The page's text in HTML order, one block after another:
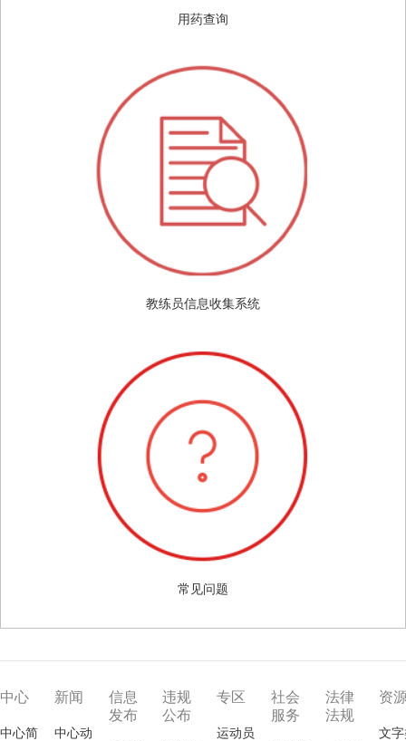
用药查询
教练员信息收集系统
常见问题
中心
中心简
新闻
中心动
信息
发布
违规
公布
专区
运动员
社会
服务
法律
法规
资
文